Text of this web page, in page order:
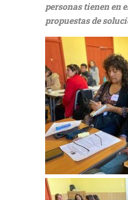
personas tienen en
propuestas de